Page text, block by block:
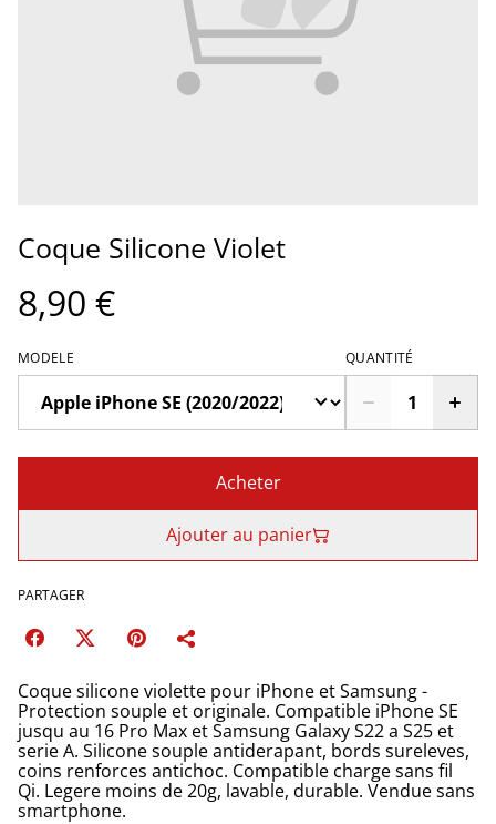
Coque Silicone Violet
8,90 €
MODELE QUANTITÉ
Acheter
Ajouter au panier
PARTAGER
Coque silicone violette pour iPhone et Samsung -
Protection souple et originale. Compatible iPhone SE
jusqu au 16 Pro Max et Samsung Galaxy S22 a S25 et
serie A. Silicone souple antiderapant, bords sureleves,
coins renforces antichoc. Compatible charge sans fil
Qi. Legere moins de 20g, lavable, durable. Vendue sans
smartphone.